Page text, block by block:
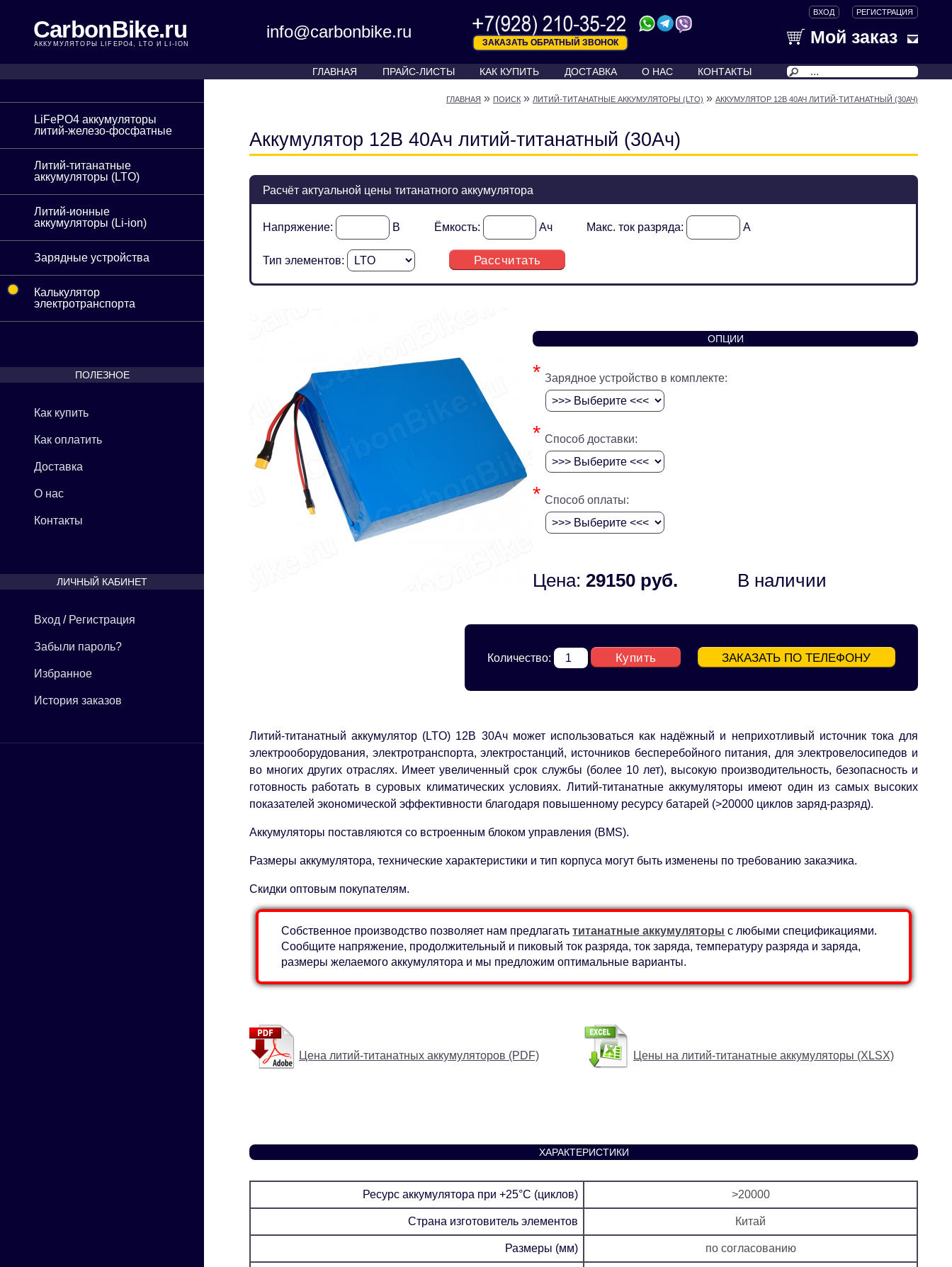
CarbonBike.ru
АККУМУЛЯТОРЫ LIFEPO4, LTO И LI-ION
info@carbonbike.ru
ЗАКАЗАТЬ ОБРАТНЫЙ ЗВОНОК Мой заказ
ВХОД РЕГИСТРАЦИЯ
ГЛАВНАЯ ПРАЙС-ЛИСТЫ КАК КУПИТЬ ДОСТАВКА О НАС КОНТАКТЫ
LiFePO4 аккумуляторы
литий-железо-фосфатные
Литий-титанатные
аккумуляторы (LTO)
Литий-ионные
аккумуляторы (Li-ion)
Зарядные устройства
•
Калькулятор
электротранспорта
ПОЛЕЗНОЕ
Как купить
Как оплатить
Доставка
О нас
Контакты
ЛИЧНЫЙ КАБИНЕТ
Вход / Регистрация
Забыли пароль?
Избранное
История заказов
ГЛАВНАЯ » ПОИСК » ЛИТИЙ-ТИТАНАТНЫЕ АККУМУЛЯТОРЫ (LTO) » АККУМУЛЯТОР 12В 40АЧ ЛИТИЙ-ТИТАНАТНЫЙ (30АЧ)
Аккумулятор 12В 40Ач литий-титанатный (30Ач)
Расчёт актуальной цены титанатного аккумулятора
Напряжение: В Ёмкость: Ач Макс. ток разряда: А
Тип элементов: Рассчитать
ОПЦИИ
* Зарядное устройство в комплекте:
* Способ доставки:
* Способ оплаты:
Цена: 29150 руб. В наличии
Количество: Купить ЗАКАЗАТЬ ПО ТЕЛЕФОНУ
Литий-титанатный аккумулятор (LTO) 12В 30Ач может использоваться как надёжный и неприхотливый источник тока для
электрооборудования, электротранспорта, электростанций, источников бесперебойного питания, для электровелосипедов и
во многих других отраслях. Имеет увеличенный срок службы (более 10 лет), высокую производительность, безопасность и
готовность работать в суровых климатических условиях. Литий-титанатные аккумуляторы имеют один из самых высоких
показателей экономической эффективности благодаря повышенному ресурсу батарей (>20000 циклов заряд-разряд).
Аккумуляторы поставляются со встроенным блоком управления (BMS).
Размеры аккумулятора, технические характеристики и тип корпуса могут быть изменены по требованию заказчика.
Скидки оптовым покупателям.
Собственное производство позволяет нам предлагатьтитанатные аккумуляторы с любыми спецификациями.
Сообщите напряжение, продолжительный и пиковый ток разряда, ток заряда, температуру разряда и заряда,
размеры желаемого аккумулятора и мы предложим оптимальные варианты.
Цена литий-титанатных аккумуляторов (PDF) Цены на литий-титанатные аккумуляторы (XLSX)
ХАРАКТЕРИСТИКИ
Ресурс аккумулятора при +25°C (циклов) >20000
Страна изготовитель элементов Китай
Размеры (мм) по согласованию